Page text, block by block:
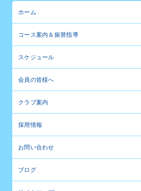
ホーム
コース案内＆振替指導
スケジュール
会員の皆様へ
クラブ案内
採用情報
お問い合わせ
ブログ